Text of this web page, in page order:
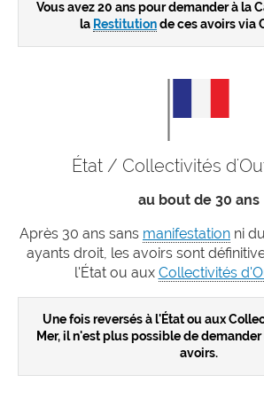
Vous avez 20 ans pour demander à la
la Restitutionde ces avoirs via
État / Collectivités
au bout de 30 ans
Après 30 ans sans manifestation ni
ayants droit, les avoirs sont
l'État ou aux Collectivités
Une fois reversés à l'État ou aux
Mer, il n'est plus possible de
avoirs.